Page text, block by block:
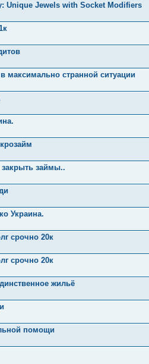
Unique Jewels with Socket Modifiers
максимально странной ситуации
займы..
Украина.
срочно 20к
срочно 20к
жильё
помощи